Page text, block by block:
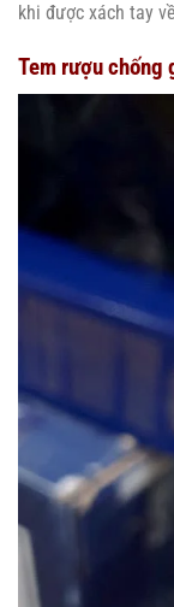
khi được xách tay
Tem rượu chống